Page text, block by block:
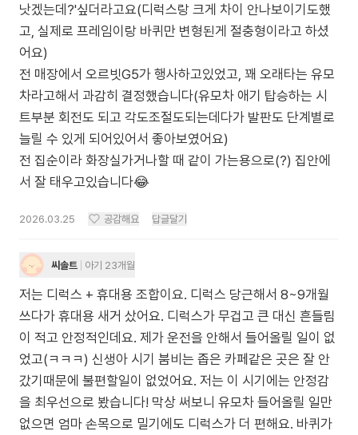
낫겠는데?'싶더라고요(디럭스랑 크게 차이 안나보이기도했
고, 실제로 프레임이랑 바퀴만 변형된게 절충형이라고 하셨
어요)
전 매장에서 오르빗G5가 행사하고있었고, 꽤 오래타는 유모
차라고해서 과감히 결정했습니다(유모차 애기 탑승하는 시
트부분 회전도 되고 각도조절도되는데다가 발판도 단계별로
늘릴 수 있게 되어있어서 좋아보였어요)
전 집순이라 화장실가거나할 때 같이 가는용으로(?) 집안에
서 잘 태우고있습니다😂
2026.03.25 공감해요 답글달기
씨솔트 아기 23개월
저는 디럭스 + 휴대용 조합이요. 디럭스 당근해서 8~9개월
쓰다가 휴대용 새거 샀어요. 디럭스가 무겁고 큰 대신 흔들림
이 적고 안정적인데요. 제가 운전을 안해서 들어올릴 일이 없
었고(ㅋㅋㅋ) 신생아 시기 붐비는 좁은 카페같은 곳은 잘 안
갔기때문에 불편할일이 없었어요. 저는 이 시기에는 안정감
을 최우선으로 봤습니다! 막상 써보니 유모차 들어올릴 일만
없으면 엄마 손목으로 밀기에도 디럭스가 더 편해요. 바퀴가